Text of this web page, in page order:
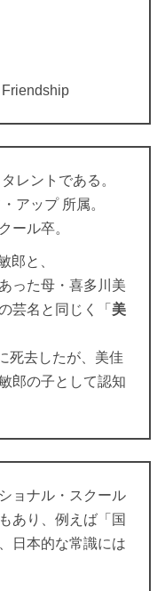
レントである。
アップ 所属。
ール卒。
郎と、
った母・喜多川美
芸名と同じく「 美
死去したが、美佳
郎の子として認知
ョナル・スクール
あり、例えば「国
日本的な常識には